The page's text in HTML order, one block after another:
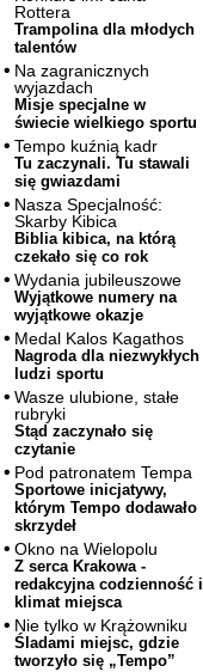
Rottera
Trampolina dla młodych
talentów
Na zagranicznych
wyjazdach
Misje specjalne w
świecie wielkiego sportu
Tempo kuźnią kadr
Tu zaczynali. Tu stawali
się gwiazdami
Nasza Specjalność:
Skarby Kibica
Biblia kibica, na którą
czekało się co rok
Wydania jubileuszowe
Wyjątkowe numery na
wyjątkowe okazje
Medal Kalos Kagathos
Nagroda dla niezwykłych
ludzi sportu
Wasze ulubione, stałe
rubryki
Stąd zaczynało się
czytanie
Pod patronatem Tempa
Sportowe inicjatywy,
którym Tempo dodawało
skrzydeł
Okno na Wielopolu
Z serca Krakowa -
redakcyjna codzienność i
klimat miejsca
Nie tylko w Krążowniku
Śladami miejsc, gdzie
tworzyło się „Tempo”